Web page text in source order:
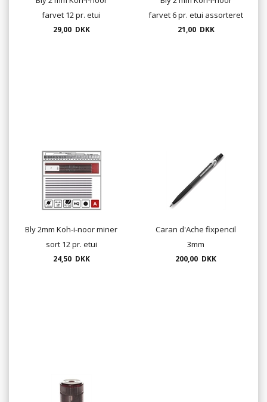
farvet 12 pr. etui
29,00 DKK
farvet 6 pr. etui assorteret
21,00 DKK
Bly 2mm Koh-i-noor miner
sort 12 pr. etui
24,50 DKK
Caran d'Ache fixpencil
3mm
200,00 DKK